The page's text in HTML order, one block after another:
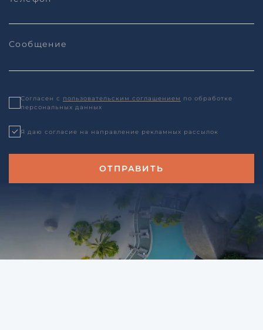
Согласен с пользовательским соглашением по обработке
персональных данных
Я даю согласие на направление рекламных рассылок